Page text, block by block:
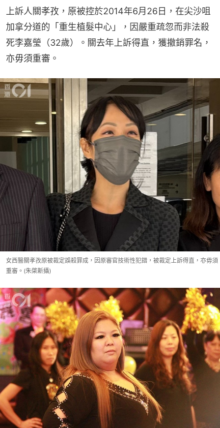
上訴人關孝孜，原被控於2014年6月26日，在尖沙咀
加拿分道的「重生植髮中心」，因嚴重疏忽而非法殺
死李嘉瑩（32歲）。關去年上訴得直，獲撤銷罪名，
亦毋須重審。
女西醫關孝孜原被裁定誤殺罪成，因原審官技術性犯錯，被裁定上訴得直，亦毋須
重審。(朱棨新攝)